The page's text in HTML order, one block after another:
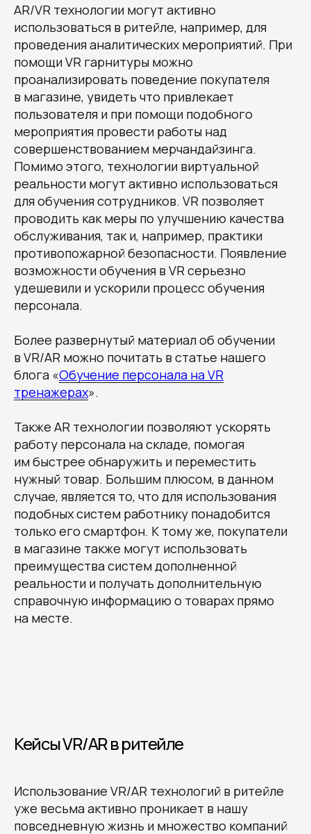
AR/VR технологии могут активно
использоваться в ритейле, например, для
проведения аналитических мероприятий. При
помощи VR гарнитуры можно
проанализировать поведение покупателя
в магазине, увидеть что привлекает
пользователя и при помощи подобного
мероприятия провести работы над
совершенствованием мерчандайзинга.
Помимо этого, технологии виртуальной
реальности могут активно использоваться
для обучения сотрудников. VR позволяет
проводить как меры по улучшению качества
обслуживания, так и, например, практики
противопожарной безопасности. Появление
возможности обучения в VR серьезно
удешевили и ускорили процесс обучения
персонала.
Более развернутый материал об обучении
в VR/AR можно почитать в статье нашего
блога «Обучение персонала на VR
тренажерах».
Также AR технологии позволяют ускорять
работу персонала на складе, помогая
им быстрее обнаружить и переместить
нужный товар. Большим плюсом, в данном
случае, является то, что для использования
подобных систем работнику понадобится
только его смартфон. К тому же, покупатели
в магазине также могут использовать
преимущества систем дополненной
реальности и получать дополнительную
справочную информацию о товарах прямо
на месте.